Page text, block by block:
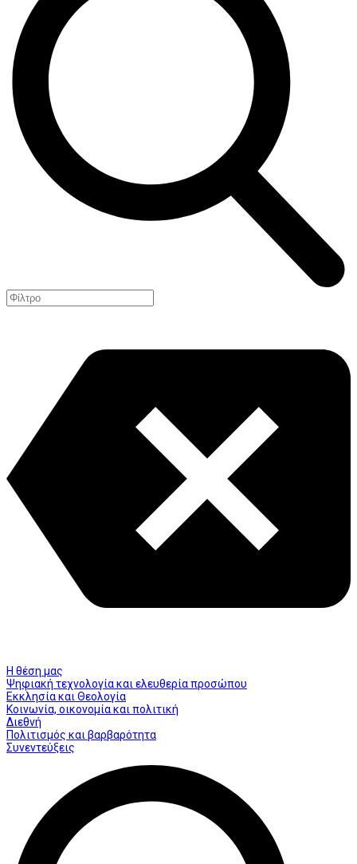
Η θέση μας
Ψηφιακή τεχνολογία και ελευθερία προσώπου
Εκκλησία και Θεολογία
Κοινωνία, οικονομία και πολιτική
Διεθνή
Πολιτισμός και βαρβαρότητα
Συνεντεύξεις